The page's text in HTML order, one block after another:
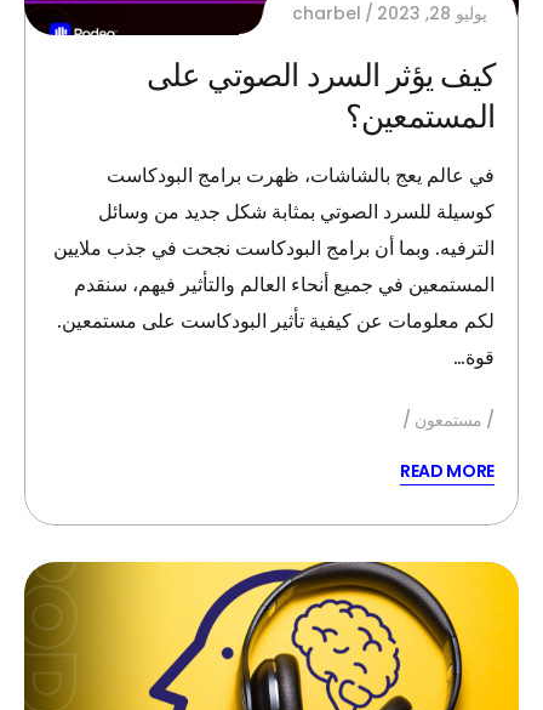
يوليو 28, 2023 charbel
كيف يؤثر السرد الصوتي على
المستمعين؟
في عالم يعج بالشاشات، ظهرت برامج البودكاست
كوسيلة للسرد الصوتي بمثابة شكل جديد من وسائل
الترفيه. وبما أن برامج البودكاست نجحت في جذب ملايين
المستمعين في جميع أنحاء العالم والتأثير فيهم، سنقدم
لكم معلومات عن كيفية تأثير البودكاست على مستمعين.
قوة…
مستمعون
READ MORE